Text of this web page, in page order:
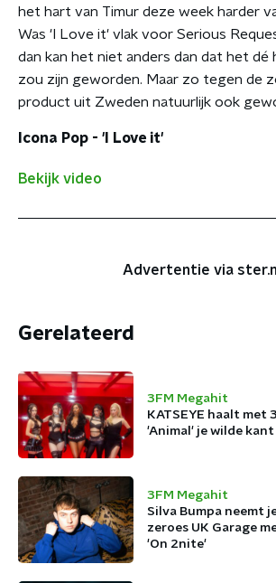
het hart van Timur deze week harder
Was 'I Love it' vlak voor Serious
dan kan het niet anders dan dat het dé
zou zijn geworden. Maar zo tegen de
product uit Zweden natuurlijk ook
Icona Pop - 'I Love it'
Bekijk video
Advertentie via ster.nl
Gerelateerd
3FM Megahit
KATSEYE haalt met
'Animal' je wilde
3FM Megahit
Silva Bumpa neemt
zeroes UK Garage
'On 2nite'